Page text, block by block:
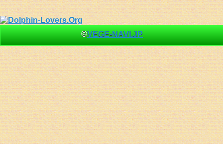
©VEGE-NAVI.JP